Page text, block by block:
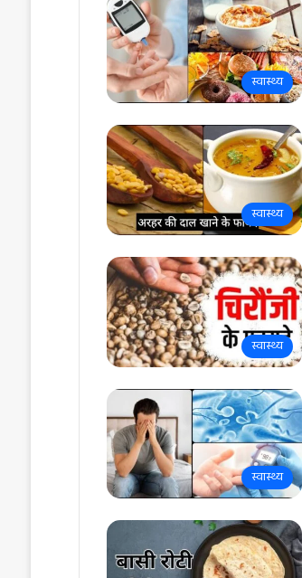
स्वास्थ्य
स्वास्थ्य
स्वास्थ्य
स्वास्थ्य